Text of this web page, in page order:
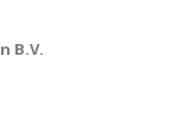
B.V.